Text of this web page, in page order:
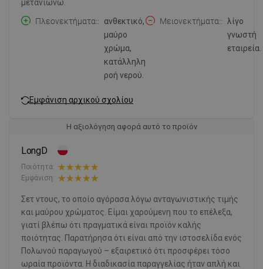
μετανιώνω.
Πλεονεκτήματα:
ανθεκτικό,
μαύρο
χρώμα,
κατάλληλη
ροή νερού.
Μειονεκτήματα:
λίγο
γνωστή
εταιρεία.
Εμφάνιση αρχικού σχολίου
Η αξιολόγηση αφορά αυτό το προϊόν
LongD
Ποιότητα:
Εμφάνιση:
Σετ ντους, το οποίο αγόρασα λόγω ανταγωνιστικής τιμής
και μαύρου χρώματος. Είμαι χαρούμενη που το επέλεξα,
γιατί βλέπω ότι πραγματικά είναι προϊόν καλής
ποιότητας. Παρατήρησα ότι είναι από την ιστοσελίδα ενός
Πολωνού παραγωγού – εξαιρετικό ότι προσφέρει τόσο
ωραία προϊόντα. Η διαδικασία παραγγελίας ήταν απλή και